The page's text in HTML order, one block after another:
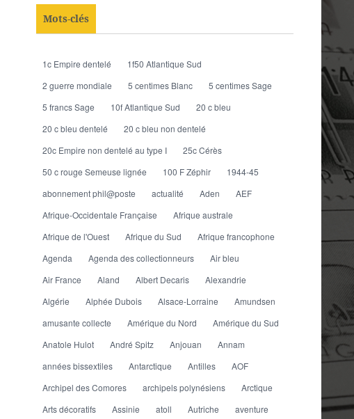
Mots-clés
1c Empire dentelé
1f50 Atlantique Sud
2 guerre mondiale
5 centimes Blanc
5 centimes Sage
5 francs Sage
10f Atlantique Sud
20 c bleu
20 c bleu dentelé
20 c bleu non dentelé
20c Empire non dentelé au type I
25c Cérès
50 c rouge Semeuse lignée
100 F Zéphir
1944-45
abonnement phil@poste
actualité Aden
AEF
Afrique-Occidentale Française
Afrique australe
Afrique de l'Ouest
Afrique du Sud
Afrique francophone
Agenda
Agenda des collectionneurs
Air bleu
Air France
Aland Albert Decaris
Alexandrie
Algérie
Alphée Dubois Alsace-Lorraine
Amundsen
amusante collecte
Amérique du Nord
Amérique du Sud
Anatole Hulot
André Spitz Anjouan
Annam
années bissextiles
Antarctique Antilles
AOF
Archipel des Comores
archipels polynésiens
Arctique
Arts décoratifs
Assinie atoll Autriche
aventure